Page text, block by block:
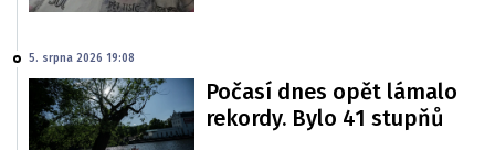
5. srpna 2026 19:08
Počasí dnes opět lámalo
rekordy. Bylo 41 stupňů